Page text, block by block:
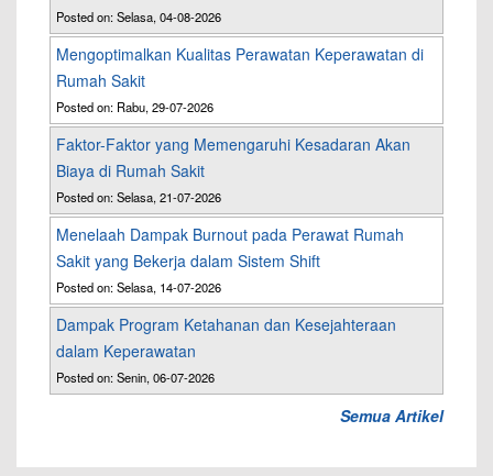
Posted on: Selasa, 04-08-2026
Mengoptimalkan Kualitas Perawatan Keperawatan di
Rumah Sakit
Posted on: Rabu, 29-07-2026
Faktor-Faktor yang Memengaruhi Kesadaran Akan
Biaya di Rumah Sakit
Posted on: Selasa, 21-07-2026
Menelaah Dampak Burnout pada Perawat Rumah
Sakit yang Bekerja dalam Sistem Shift
Posted on: Selasa, 14-07-2026
Dampak Program Ketahanan dan Kesejahteraan
dalam Keperawatan
Posted on: Senin, 06-07-2026
Semua Artikel